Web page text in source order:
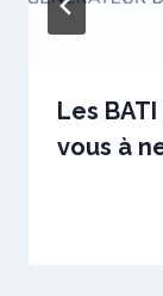
Les
vous à